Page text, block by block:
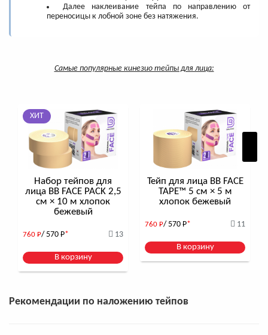
Далее наклеивание тейпа по направлению от
переносицы к лобной зоне без натяжения.
Самые популярные кинезио тейпы для лица:
ХИТ
Набор тейпов для
лица BB FACE PACK 2,5
см × 10 м хлопок
бежевый
760 Р/ 570 Р* 13
В корзину
Тейп для лица BB FACE
TAPE™ 5 см × 5 м
хлопок бежевый
760 Р/ 570 Р* 11
В корзину
Рекомендации по наложению тейпов